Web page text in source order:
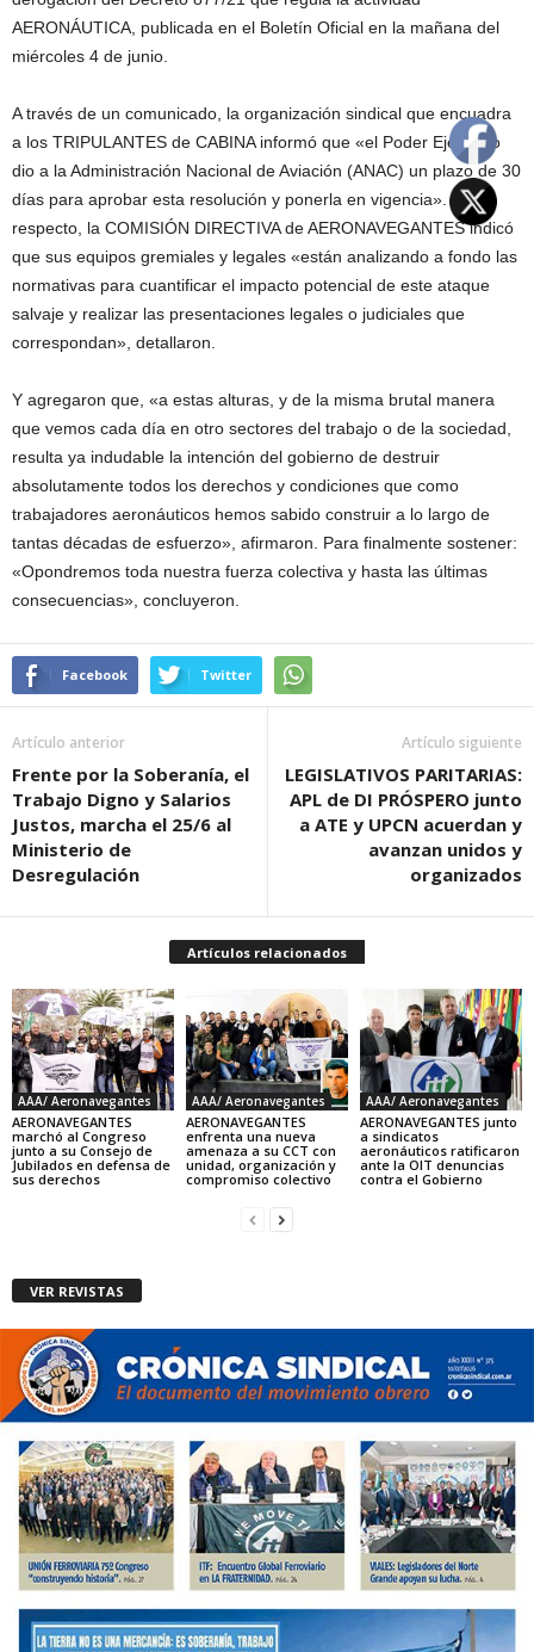
AERONÁUTICA, publicada en el Boletín Oficial en la mañana del
miércoles 4 de junio.
A través de un comunicado, la organización sindical que encuadra
a los TRIPULANTES de CABINA informó que «el Poder Ejecutivo
dio a la Administración Nacional de Aviación (ANAC) un plazo de 30
días para aprobar esta resolución y ponerla en vigencia». Al
respecto, la COMISIÓN DIRECTIVA de AERONAVEGANTES indicó
que sus equipos gremiales y legales «están analizando a fondo las
normativas para cuantificar el impacto potencial de este ataque
salvaje y realizar las presentaciones legales o judiciales que
correspondan», detallaron.
Y agregaron que, «a estas alturas, y de la misma brutal manera
que vemos cada día en otro sectores del trabajo o de la sociedad,
resulta ya indudable la intención del gobierno de destruir
absolutamente todos los derechos y condiciones que como
trabajadores aeronáuticos hemos sabido construir a lo largo de
tantas décadas de esfuerzo», afirmaron. Para finalmente sostener:
«Opondremos toda nuestra fuerza colectiva y hasta las últimas
consecuencias», concluyeron.
Facebook Twitter
Artículo anterior
Frente por la Soberanía, el
Trabajo Digno y Salarios
Justos, marcha el 25/6 al
Ministerio de
Desregulación
Artículo siguiente
LEGISLATIVOS PARITARIAS:
APL de DI PRÓSPERO junto
a ATE y UPCN acuerdan y
avanzan unidos y
organizados
Artículos relacionados
AAA/ Aeronavegantes
AERONAVEGANTES
marchó al Congreso
junto a su Consejo de
Jubilados en defensa de
sus derechos
AAA/ Aeronavegantes
AERONAVEGANTES
enfrenta una nueva
amenaza a su CCT con
unidad, organización y
compromiso colectivo
AAA/ Aeronavegantes
AERONAVEGANTES junto
a sindicatos
aeronáuticos ratificaron
ante la OIT denuncias
contra el Gobierno
VER REVISTAS